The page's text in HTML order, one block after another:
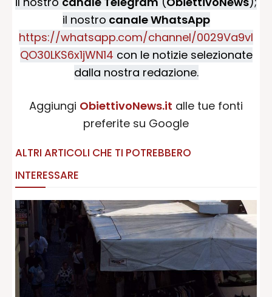
il nostro canale WhatsApp
https://whatsapp.com/channel/0029Va9vI
QO30LKS6x1jWN14 con le notizie selezionate
dalla nostra redazione.
Aggiungi ObiettivoNews.it alle tue fonti
preferite su Google
ALTRI ARTICOLI CHE TI POTREBBERO
INTERESSARE